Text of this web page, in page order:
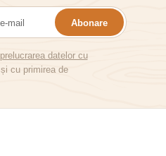
Abonare
prelucrarea datelor cu
și cu primirea de